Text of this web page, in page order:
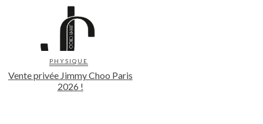
PHYSIQUE
Vente privée Jimmy Choo Paris
2026 !